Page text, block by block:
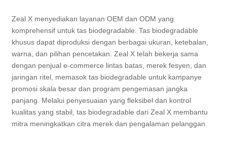
Zeal X menyediakan layanan OEM dan ODM yang
komprehensif untuk tas biodegradable. Tas biodegradable
khusus dapat diproduksi dengan berbagai ukuran, ketebalan,
warna, dan pilihan pencetakan. Zeal X telah bekerja sama
dengan penjual e-commerce lintas batas, merek fesyen, dan
jaringan ritel, memasok tas biodegradable untuk kampanye
promosi skala besar dan program pengemasan jangka
panjang. Melalui penyesuaian yang fleksibel dan kontrol
kualitas yang stabil, tas biodegradable dari Zeal X membantu
mitra meningkatkan citra merek dan pengalaman pelanggan.